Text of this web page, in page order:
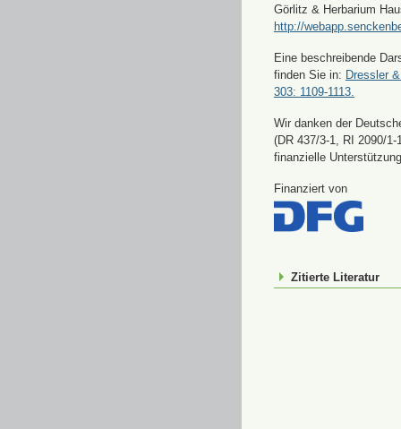
Görlitz & Herbarium
http://
Eine beschreibende
finden Sie in: Dressler
303: 1109-1113.
Wir danken der
(DR 437/3-1, RI 2090/
finanzielle
Finanziert von
Zitierte Literatur